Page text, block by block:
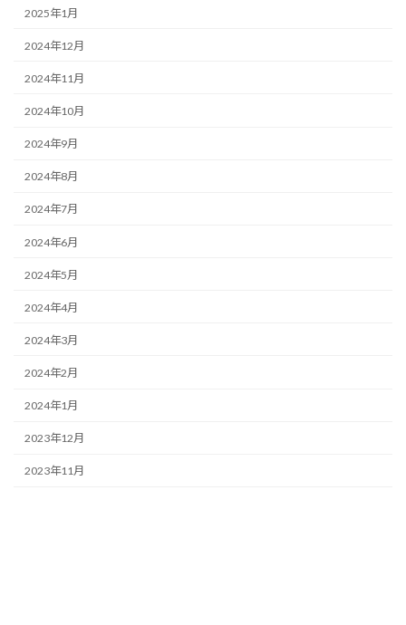
2025年1月
2024年12月
2024年11月
2024年10月
2024年9月
2024年8月
2024年7月
2024年6月
2024年5月
2024年4月
2024年3月
2024年2月
2024年1月
2023年12月
2023年11月